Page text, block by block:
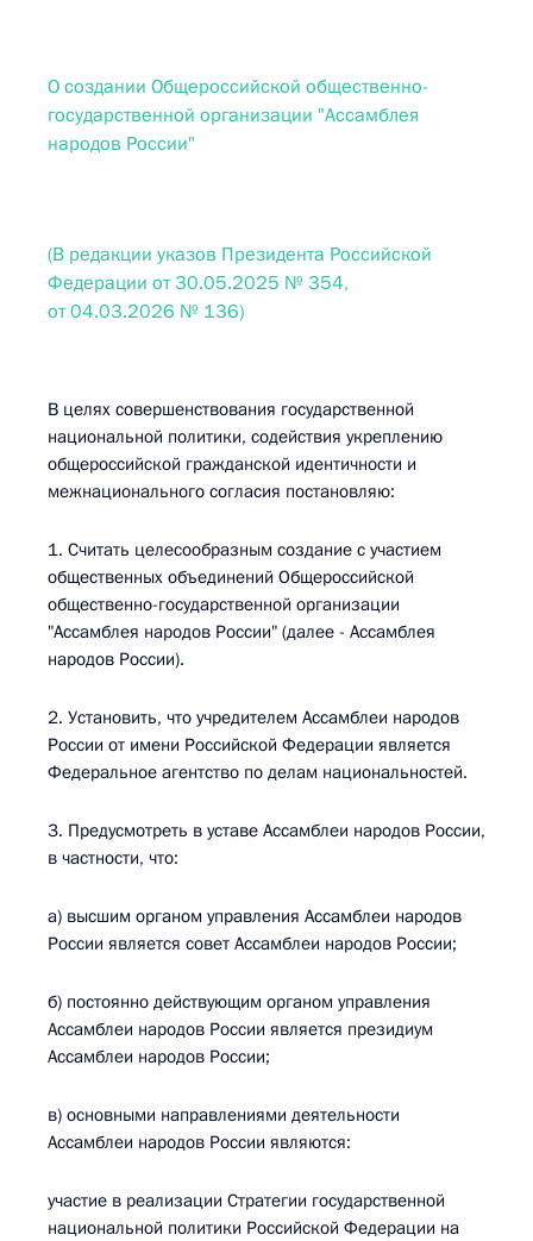
О создании Общероссийской общественно-
государственной организации "Ассамблея
народов России"
(В редакции указов Президента Российской
Федерации от 30.05.2025 № 354,
от 04.03.2026 № 136)
В целях совершенствования государственной
национальной политики, содействия укреплению
общероссийской гражданской идентичности и
межнационального согласия постановляю:
1. Считать целесообразным создание с участием
общественных объединений Общероссийской
общественно-государственной организации
"Ассамблея народов России" (далее - Ассамблея
народов России).
2. Установить, что учредителем Ассамблеи народов
России от имени Российской Федерации является
Федеральное агентство по делам национальностей.
3. Предусмотреть в уставе Ассамблеи народов России,
в частности, что:
а) высшим органом управления Ассамблеи народов
России является совет Ассамблеи народов России;
б) постоянно действующим органом управления
Ассамблеи народов России является президиум
Ассамблеи народов России;
в) основными направлениями деятельности
Ассамблеи народов России являются:
участие в реализации Стратегии государственной
национальной политики Российской Федерации на